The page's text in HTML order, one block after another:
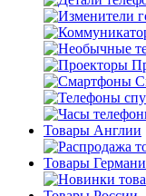
Товары Англии
Товары